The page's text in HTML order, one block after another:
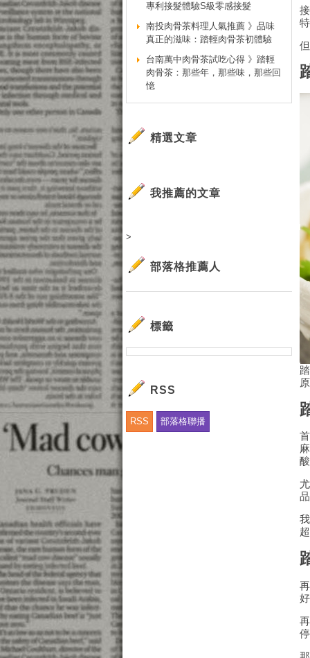
專利接髮體驗S級零感接髮
南投肉骨茶料理人氣推薦 》品味
真正的滋味：踏輕肉骨茶初體驗
台南萬中肉骨茶試吃心得 》踏輕
肉骨茶：那些年，那些味，那些回
憶
精選文章
我推薦的文章
>
部落格推薦人
標籤
RSS
RSS 部落格聯播